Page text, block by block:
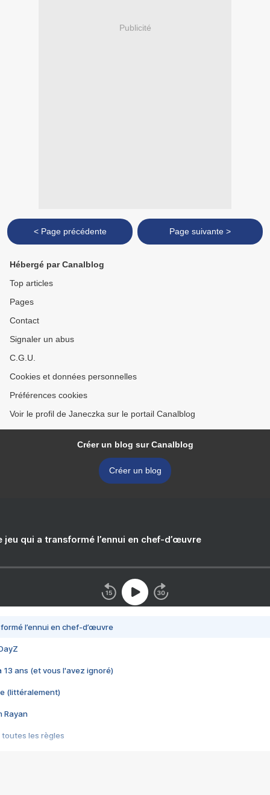
Publicité
< Page précédente Page suivante >
Hébergé par Canalblog
Top articles
Pages
Contact
Signaler un abus
C.G.U.
Cookies et données personnelles
Préférences cookies
Voir le profil de Janeczka sur le portail Canalblog
Créer un blog sur Canalblog
Créer un blog
jeu qui a transformé l’ennui en chef-d’œuvre
l’ennui en chef-d’œuvre
13 ans (et vous l'avez ignoré)
(littéralement)
Rayan
toutes les règles